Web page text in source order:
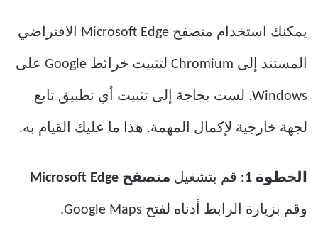
يمكنك استخدام متصفح Microsoft Edge الافتراضي
المستند إلى Chromium لتثبيت خرائط Google على
Windows. لست بحاجة إلى تثبيت أي تطبيق تابع
لجهة خارجية لإكمال المهمة. هذا ما عليك القيام به.
الخطوة 1: قم بتشغيل متصفح Microsoft Edge
وقم بزيارة الرابط أدناه لفتح Google Maps.